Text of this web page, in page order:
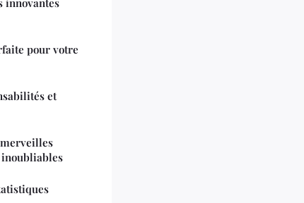
pour votre
et
inoubliables